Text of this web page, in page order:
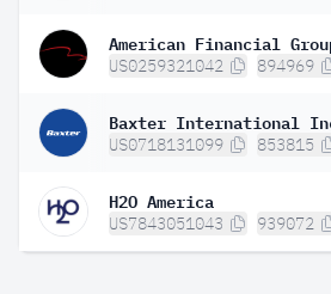
American Financial
US0259321042 894969
Baxter International
US0718131099 853815
H2O America
US7843051043 939072